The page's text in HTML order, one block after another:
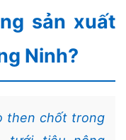
sản xuất
Ninh?
then chốt trong